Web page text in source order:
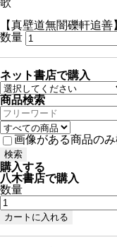
歌
【真壁道無闇礫軒追
数量
ネット書店で購入
商品検索
画像がある商品の
購入する
八木書店で購入
数量